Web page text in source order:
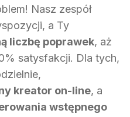
Nasz zespół
a Ty
liczbę poprawek, aż
satysfakcji. Dla tych,
kreator on-line, a
wstępnego